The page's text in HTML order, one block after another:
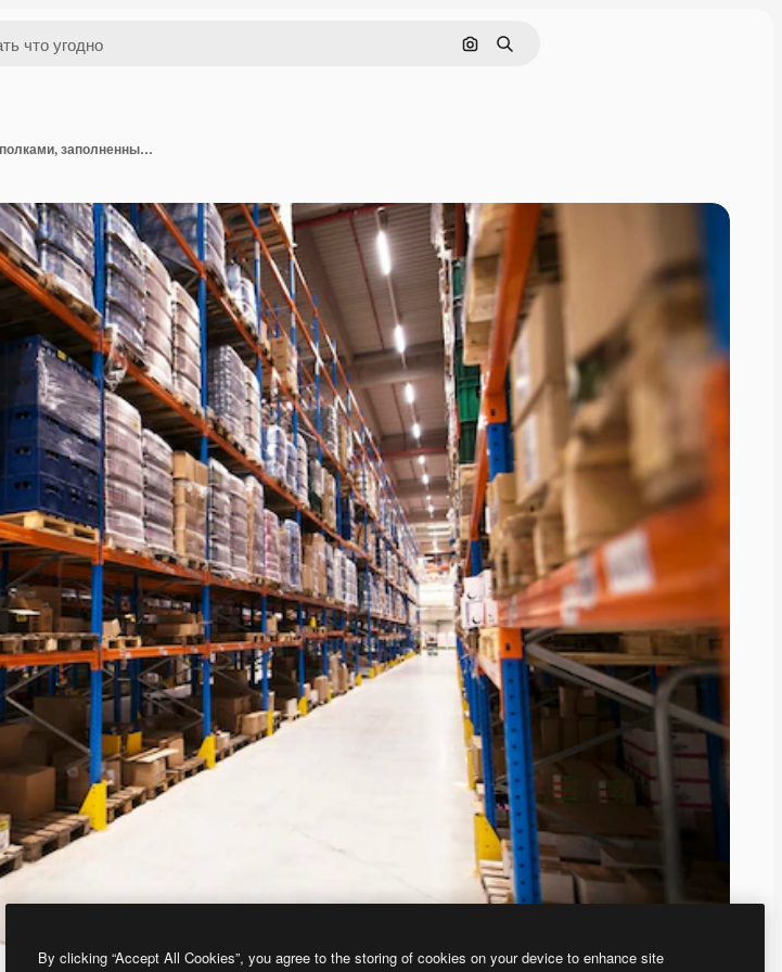
Поиск по изображению
Поиск
Интерьер большого распределительного склада с полками, заполненными поддонами и товарами, готовыми к продаже
By clicking “Accept All Cookies”, you agree to the storing of cookies on your device to enhance site